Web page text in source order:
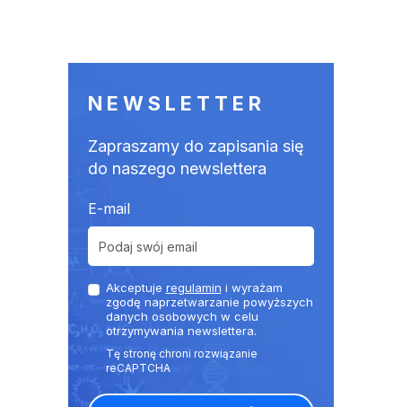
NEWSLETTER
Zapraszamy do zapisania się
do naszego newslettera
E-mail
Akceptuje regulamin i wyrażam
zgodę naprzetwarzanie powyższych
danych osobowych w celu
otrzymywania newslettera.